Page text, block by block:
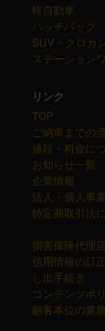
軽自動車
ハッチバック
SUV・クロカ
ステーション
リンク
TOP
ご納車までの
値段・料金に
お知らせ一覧
企業情報
法人・個人事
特定商取引法
損害保険代理
信用情報の訂
し出手続き
コンテンツポ
顧客本位の業